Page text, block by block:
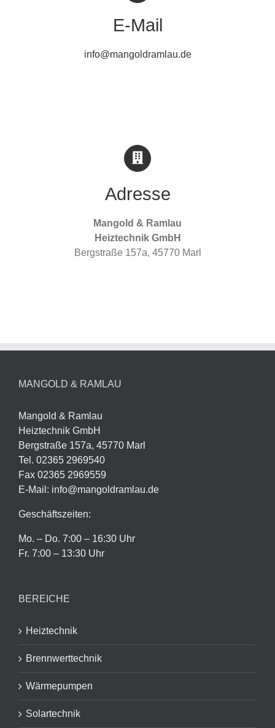
E-Mail
info@mangoldramlau.de
Adresse
Mangold & Ramlau
Heiztechnik GmbH
Bergstraße 157a, 45770 Marl
MANGOLD & RAMLAU
Mangold & Ramlau
Heiztechnik GmbH
Bergstraße 157a, 45770 Marl
Tel. 02365 2969540
Fax 02365 2969559
E-Mail: info@mangoldramlau.de
Geschäftszeiten:
Mo. – Do. 7:00 – 16:30 Uhr
Fr. 7:00 – 13:30 Uhr
BEREICHE
Heiztechnik
Brennwerttechnik
Wärmepumpen
Solartechnik